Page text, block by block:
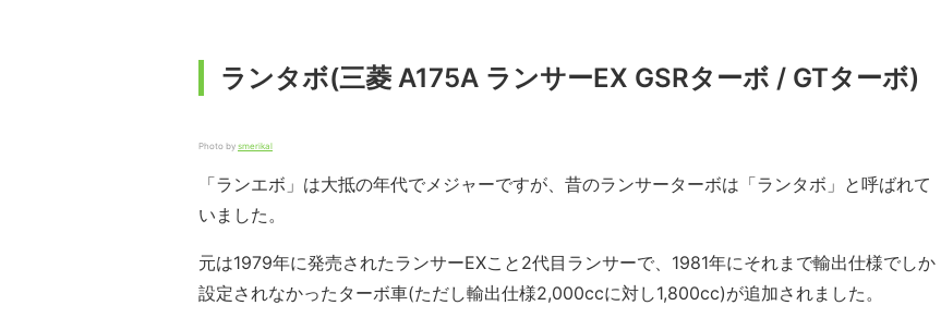
ランタボ(三菱 A175A ランサーEX GSRターボ / GTターボ)
Photo by smerikal
「ランエボ」は大抵の年代でメジャーですが、昔のランサーターボは「ランタボ」と呼ばれて
いました。
元は1979年に発売されたランサーEXこと2代目ランサーで、1981年にそれまで輸出仕様でしか
設定されなかったターボ車(ただし輸出仕様2,000ccに対し1,800cc)が追加されました。